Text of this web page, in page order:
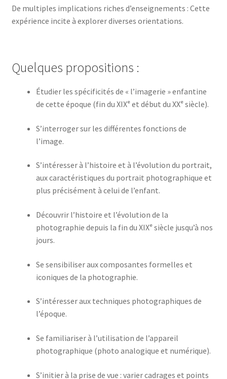
De multiples implications riches d’enseignements : Cette
expérience incite à explorer diverses orientations.
Quelques propositions :
Étudier les spécificités de « l’imagerie » enfantine
de cette époque (fin du XIXᵉ et début du XXᵉ siècle).
S’interroger sur les différentes fonctions de
l’image.
S’intéresser à l’histoire et à l’évolution du portrait,
aux caractéristiques du portrait photographique et
plus précisément à celui de l’enfant.
Découvrir l’histoire et l’évolution de la
photographie depuis la fin du XIXᵉ siècle jusqu’à nos
jours.
Se sensibiliser aux composantes formelles et
iconiques de la photographie.
S’intéresser aux techniques photographiques de
l’époque.
Se familiariser à l’utilisation de l’appareil
photographique (photo analogique et numérique).
S’initier à la prise de vue : varier cadrages et points